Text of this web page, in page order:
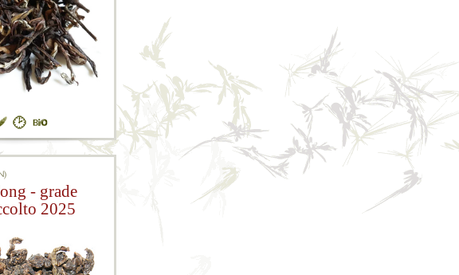
- grade
2025